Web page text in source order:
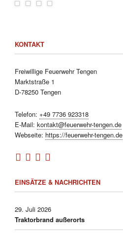
KONTAKT
Freiwillige Feuerwehr Tengen
Marktstraße 1
D-78250 Tengen
Telefon: +49 7736 923318
E-Mail: kontakt@feuerwehr-tengen.de
Webseite: https://feuerwehr-tengen.de
EINSÄTZE & NACHRICHTEN
29. Juli 2026
Traktorbrand außerorts